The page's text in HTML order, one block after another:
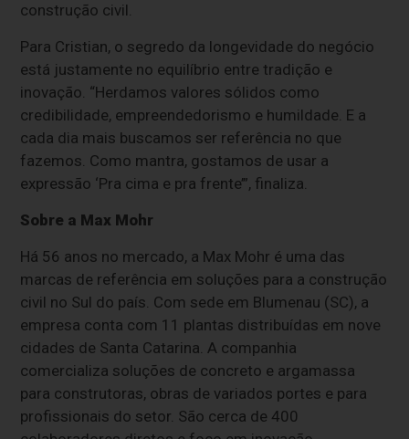
construção civil.
Para Cristian, o segredo da longevidade do negócio
está justamente no equilíbrio entre tradição e
inovação. “Herdamos valores sólidos como
credibilidade, empreendedorismo e humildade. E a
cada dia mais buscamos ser referência no que
fazemos. Como mantra, gostamos de usar a
expressão ‘Pra cima e pra frente’”, finaliza.
Sobre a Max Mohr
Há 56 anos no mercado, a Max Mohr é uma das
marcas de referência em soluções para a construção
civil no Sul do país. Com sede em Blumenau (SC), a
empresa conta com 11 plantas distribuídas em nove
cidades de Santa Catarina. A companhia
comercializa soluções de concreto e argamassa
para construtoras, obras de variados portes e para
profissionais do setor. São cerca de 400